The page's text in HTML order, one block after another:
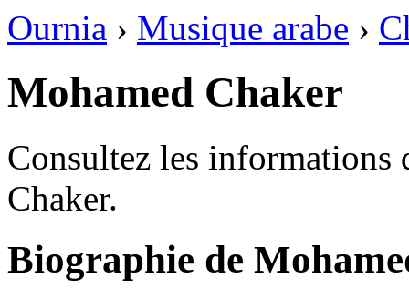
Ournia › Musique arabe ›
Mohamed Chaker
Consultez les informations
Chaker.
Biographie de